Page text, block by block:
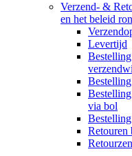
Verzend- &
en het beleid
Levertijd
via bol
Retouren